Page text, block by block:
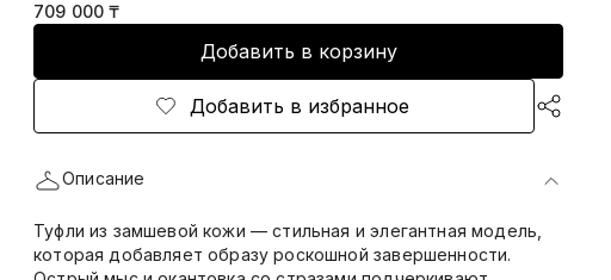
709 000 ₸
Добавить в корзину
Добавить в избранное
Описание
Туфли из замшевой кожи — стильная и элегантная модель,
которая добавляет образу роскошной завершенности.